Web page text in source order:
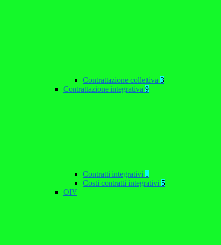
Contrattazione collettiva 3
Contrattazione integrativa 9
Contratti integrativi 1
Costi contratti integrativi 5
OIV